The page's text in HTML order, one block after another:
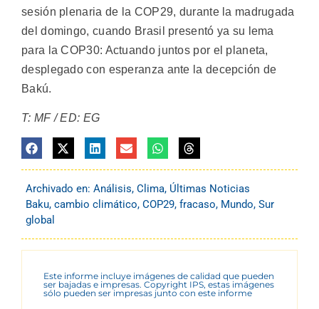
sesión plenaria de la COP29, durante la madrugada
del domingo, cuando Brasil presentó ya su lema
para la COP30: Actuando juntos por el planeta,
desplegado con esperanza ante la decepción de
Bakú.
T: MF / ED: EG
Archivado en: Análisis, Clima, Últimas Noticias
Baku, cambio climático, COP29, fracaso, Mundo, Sur
global
Este informe incluye imágenes de calidad que pueden
ser bajadas e impresas. Copyright IPS, estas imágenes
sólo pueden ser impresas junto con este informe